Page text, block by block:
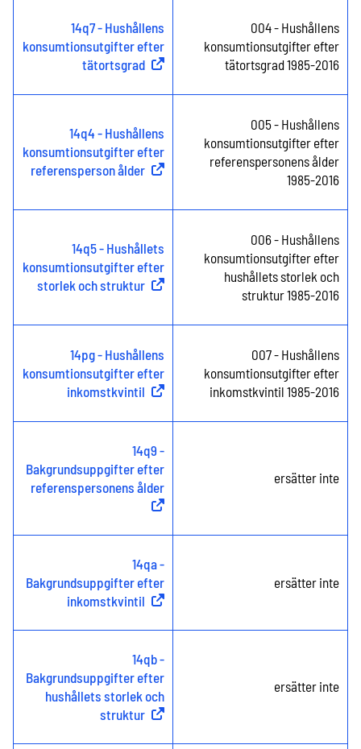
14q7 - Hushållens
konsumtionsutgifter efter
tätortsgrad Extern länk
004 - Hushållens
konsumtionsutgifter efter
tätortsgrad 1985-2016
14q4 - Hushållens
konsumtionsutgifter efter
referensperson ålder Extern länk )
005 - Hushållens
konsumtionsutgifter efter
referenspersonens ålder
1985-2016
14q5 - Hushållets
konsumtionsutgifter efter
storlek och struktur Extern länk
006 - Hushållens
konsumtionsutgifter efter
hushållets storlek och
struktur 1985-2016
14pg - Hushållens
konsumtionsutgifter efter
inkomstkvintil Extern länk )
007 - Hushållens
konsumtionsutgifter efter
inkomstkvintil 1985-2016
14q9 -
Bakgrundsuppgifter efter
referenspersonens ålder
ersätter inte
14qa -
Bakgrundsuppgifter efter
inkomstkvintil Extern länk
ersätter inte
14qb -
Bakgrundsuppgifter efter
hushållets storlek och
struktur Extern länk
ersätter inte